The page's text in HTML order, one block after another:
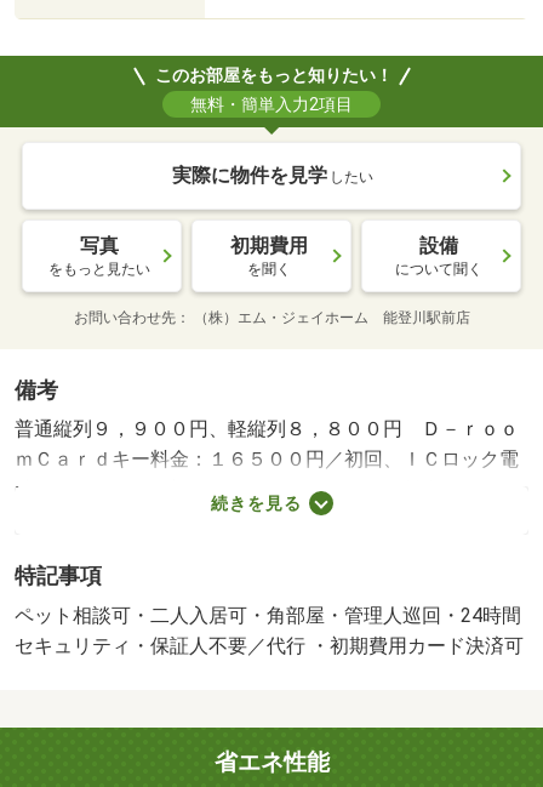
このお部屋をもっと知りたい！
無料・簡単入力2項目
実際に物件を見学 したい
写真
をもっと見たい
初期費用
を聞く
設備
について聞く
お問い合わせ先 （株）エム・ジェイホーム 能登川駅前店
備考
普通縦列９，９００円、軽縦列８，８００円 Ｄ－ｒｏｏ
ｍＣａｒｄキー料金：１６５００円／初回、ＩＣロック電
池：２７５０円／初回、ルームクリーニング料金：８２５
００円／初回・賃貸保証等：加入要（Ｄ－Ｓｕｐｐｏｒ
証料賃料等総額の１％＋８００円／月）・管理形態／管理
員の勤務形態：巡回・オートロック付きで安心のセキュリ
ティです♪・バイク置場：なし・駐輪場：有
続きを見る
特記事項
ペット相談可・二人入居可・角部屋・管理人巡回・24時間
セキュリティ・保証人不要／代行 ・初期費用カード決済可
省エネ性能